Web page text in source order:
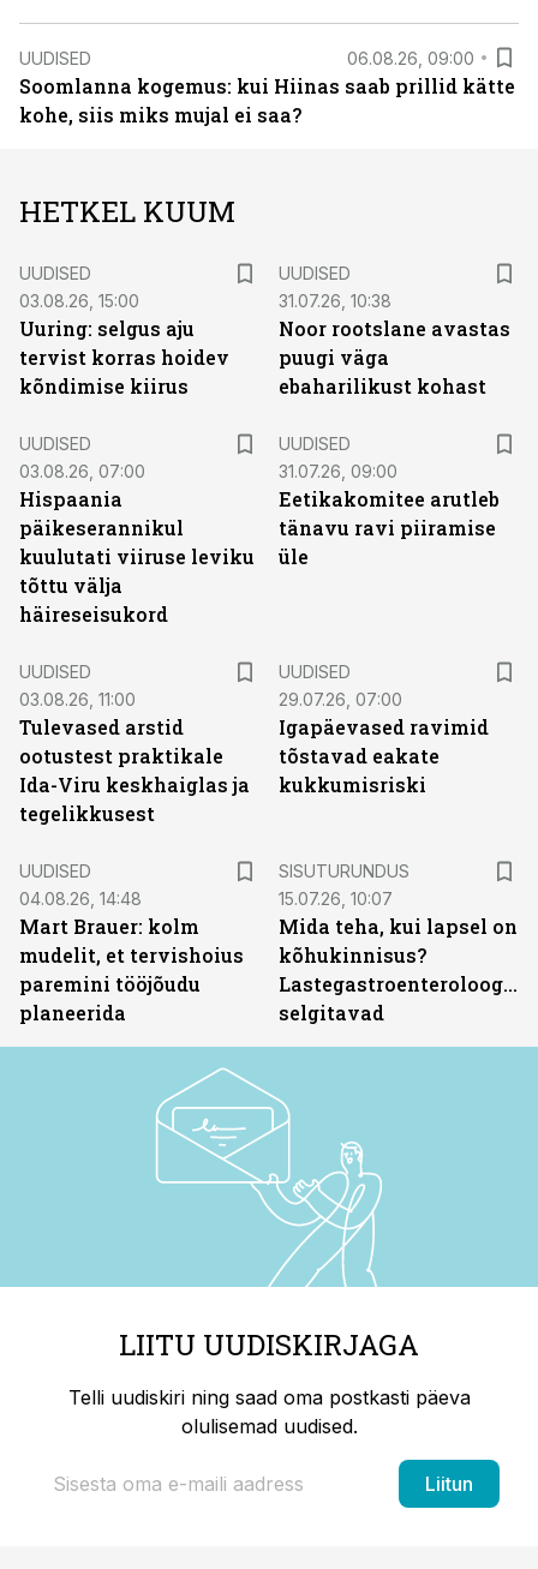
UUDISED 06.08.26, 09:00
Soomlanna kogemus: kui Hiinas saab prillid kätte
kohe, siis miks mujal ei saa?
HETKEL KUUM
UUDISED
03.08.26, 15:00
Uuring: selgus aju
tervist korras hoidev
kõndimise kiirus
UUDISED
31.07.26, 10:38
Noor rootslane avastas
puugi väga
ebaharilikust kohast
UUDISED
03.08.26, 07:00
Hispaania
päikeserannikul
kuulutati viiruse leviku
tõttu välja
häireseisukord
UUDISED
31.07.26, 09:00
Eetikakomitee arutleb
tänavu ravi piiramise
üle
UUDISED
03.08.26, 11:00
Tulevased arstid
ootustest praktikale
Ida-Viru keskhaiglas ja
tegelikkusest
UUDISED
29.07.26, 07:00
Igapäevased ravimid
tõstavad eakate
kukkumisriski
UUDISED
04.08.26, 14:48
Mart Brauer: kolm
mudelit, et tervishoius
paremini tööjõudu
planeerida
SISUTURUNDUS
15.07.26, 10:07
Mida teha, kui lapsel on
kõhukinnisus?
Lastegastroenteroloogid
selgitavad
LIITU UUDISKIRJAGA
Telli uudiskiri ning saad oma postkasti päeva
olulisemad uudised.
Liitun